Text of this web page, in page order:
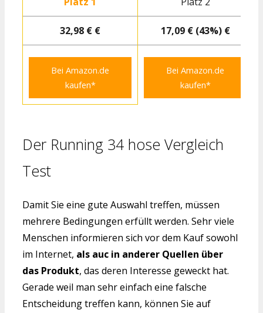
32,98 € € 17,09 € (43%) €
Bei Amazon.de
kaufen*
Bei Amazon.de
kaufen*
Der Running 34 hose Vergleich
Test
Damit Sie eine gute Auswahl treffen, müssen
mehrere Bedingungen erfüllt werden. Sehr viele
Menschen informieren sich vor dem Kauf sowohl
im Internet, als auc in anderer Quellen über
das Produkt, das deren Interesse geweckt hat.
Gerade weil man sehr einfach eine falsche
Entscheidung treffen kann, können Sie auf